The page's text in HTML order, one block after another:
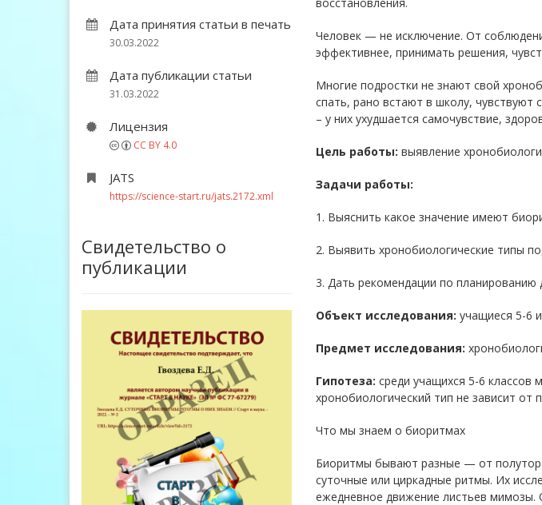
Дата принятия статьи в печать
30.03.2022
Дата публикации статьи
31.03.2022
Лицензия
CC BY 4.0
JATS
https://science-start.ru/jats.2172.xml
Свидетельство о
публикации
Человек — не исключение. От
эффективнее, принимать решения,
Многие подростки не знают свой
спать, рано встают в школу, чувствуют
– у них ухудшается самочувствие,
Цель работы: выявление
Задачи работы: ­
1. Выяснить какое значение имеют
2. Выявить хронобиологические типы
3. Дать рекомендации по
Объект исследования: учащиеся 5-6
Предмет исследования:
Гипотеза: среди учащихся 5-6
хронобиологический тип не зависит от
Что мы знаем о биоритмах
Биоритмы бывают разные — от
суточные или циркадные ритмы. Их
ежедневное движение листьев мимозы.